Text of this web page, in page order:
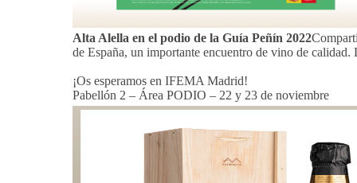
Alta Alella en el podio de la Guía Peñín 2022
de España, un importante encuentro de vino de
¡Os esperamos en IFEMA Madrid!
Pabellón 2 – Área PODIO – 22 y 23 de noviembre